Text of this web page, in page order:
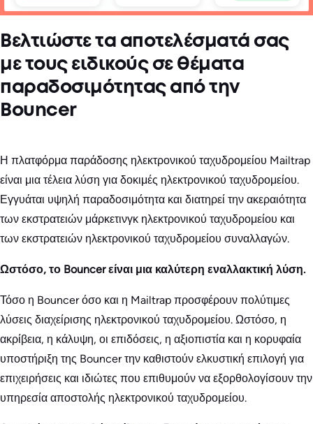
Βελτιώστε τα αποτελέσματά σας
με τους ειδικούς σε θέματα
παραδοσιμότητας από την
Bouncer
Η πλατφόρμα παράδοσης ηλεκτρονικού ταχυδρομείου Mailtrap
είναι μια τέλεια λύση για δοκιμές ηλεκτρονικού ταχυδρομείου.
Εγγυάται υψηλή παραδοσιμότητα και διατηρεί την ακεραιότητα
των εκστρατειών μάρκετινγκ ηλεκτρονικού ταχυδρομείου και
των εκστρατειών ηλεκτρονικού ταχυδρομείου συναλλαγών.
Ωστόσο, το Bouncer είναι μια καλύτερη εναλλακτική λύση.
Τόσο η Bouncer όσο και η Mailtrap προσφέρουν πολύτιμες
λύσεις διαχείρισης ηλεκτρονικού ταχυδρομείου. Ωστόσο, η
ακρίβεια, η κάλυψη, οι επιδόσεις, η αξιοπιστία και η κορυφαία
υποστήριξη της Bouncer την καθιστούν ελκυστική επιλογή για
επιχειρήσεις και ιδιώτες που επιθυμούν να εξορθολογίσουν την
υπηρεσία αποστολής ηλεκτρονικού ταχυδρομείου.